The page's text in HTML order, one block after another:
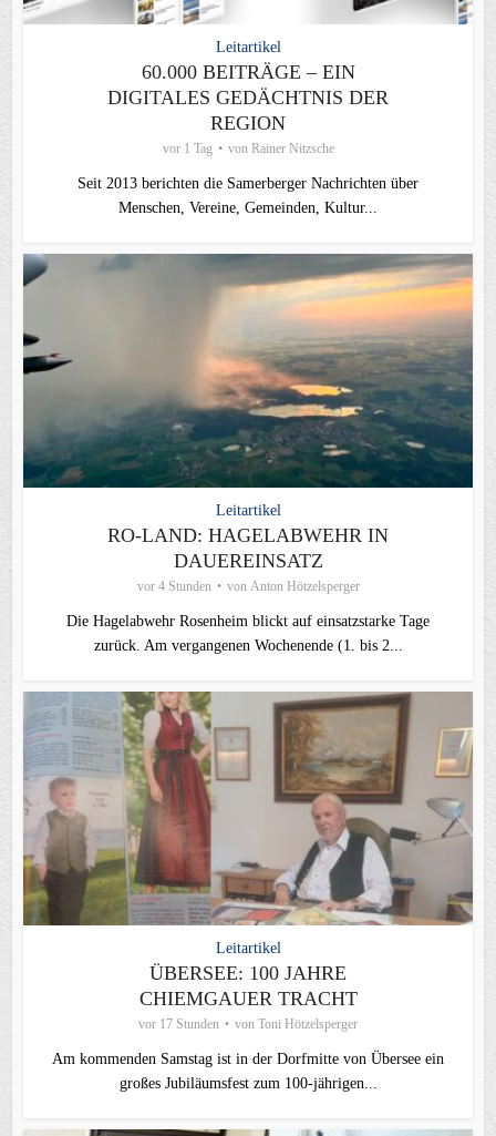
Leitartikel
60.000 BEITRÄGE – EIN
DIGITALES GEDÄCHTNIS DER
REGION
vor 1 Tag von Rainer Nitzsche
Seit 2013 berichten die Samerberger Nachrichten über
Menschen, Vereine, Gemeinden, Kultur...
Leitartikel
RO-LAND: HAGELABWEHR IN
DAUEREINSATZ
vor 4 Stunden von Anton Hötzelsperger
Die Hagelabwehr Rosenheim blickt auf einsatzstarke Tage
zurück. Am vergangenen Wochenende (1. bis 2...
Leitartikel
ÜBERSEE: 100 JAHRE
CHIEMGAUER TRACHT
vor 17 Stunden von Toni Hötzelsperger
Am kommenden Samstag ist in der Dorfmitte von Übersee ein
großes Jubiläumsfest zum 100-jährigen...